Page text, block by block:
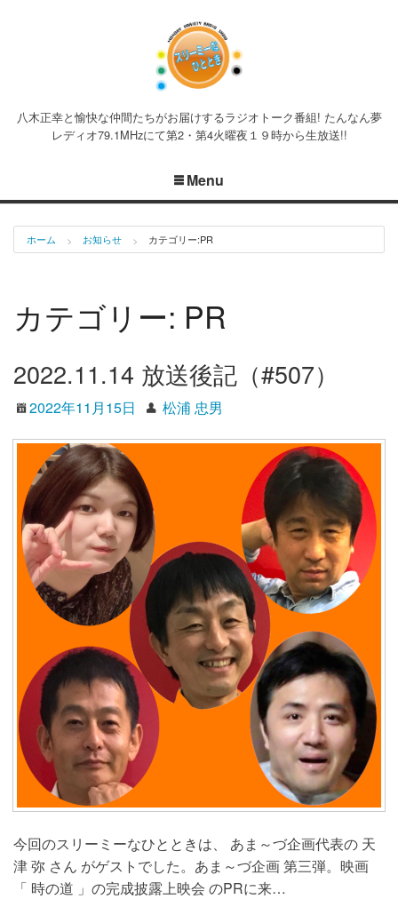
八木正幸と愉快な仲間たちがお届けするラジオトーク番組! たんなん夢
レディオ79.1MHzにて第2・第4火曜夜１９時から生放送!!
Menu
ホーム お知らせ カテゴリー:PR
カテゴリー: PR
2022.11.14 放送後記（#507）
2022年11月15日 松浦 忠男
今回のスリーミーなひとときは、 あま～づ企画代表の 天
津 弥 さん がゲストでした。あま～づ企画 第三弾。映画
「 時の道 」の完成披露上映会 のPRに来…